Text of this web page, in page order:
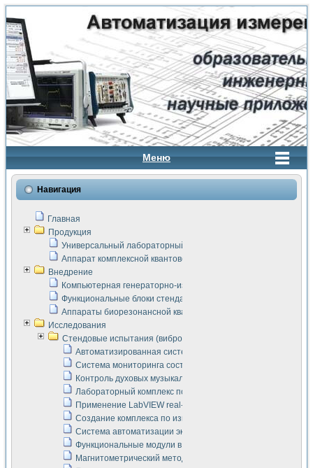
Меню
Навигация
Главная
Продукция
Универсальный лабораторный стенд "Сигнал-USB"
Аппарат комплексной квантовой терапии Интроскан
Внедрение
Компьютерная генераторно-измерительная система
Функциональные блоки стенда "Сигнал-USB"
Аппараты биорезонансной квантовой терапии серии СКАН
Исследования
Стендовые испытания (виброакустика, тензометрия и т.п.)
Автоматизированная система измерения параметров
Система мониторинга состояния тяговых
Контроль духовых музыкальных инструментов
Лабораторный комплекс по исследованию элементной
Применение LabVIEW real-time module для
Создание комплекса по измерению скорости подвижного
Система автоматизации экспериментальных
Функциональные модули в стандарте Nl SCXI для
Магнитометрический метод в дефектоскопии сварных